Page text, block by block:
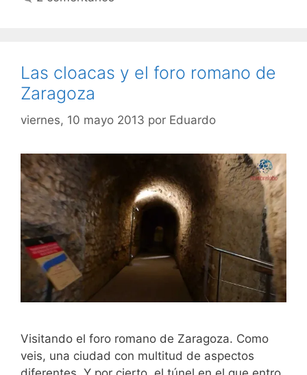
Las cloacas y el foro romano de
Zaragoza
viernes, 10 mayo 2013 por Eduardo
Visitando el foro romano de Zaragoza. Como
veis, una ciudad con multitud de aspectos